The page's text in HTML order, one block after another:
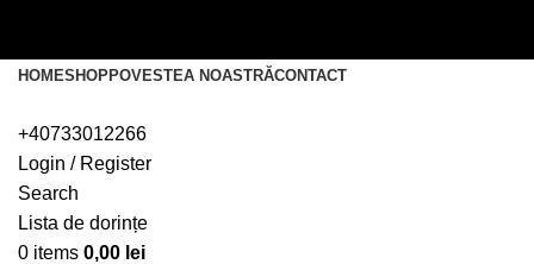
HOMESHOPPOVESTEA NOASTRĂCONTACT
+40733012266
Login / Register
Search
Lista de dorințe
0 items 0,00 lei